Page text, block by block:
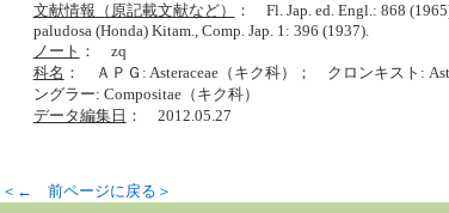
文献情報（原記載文献など）
： Fl. Jap. ed. Engl.: 868
paludosa (Honda) Kitam., Comp. Jap. 1: 396 (1937).
ノート ： zq
科名 ： ＡＰＧ: Asteraceae（キク科）； クロンキスト:
ングラー: Compositae（キク科）
データ編集日 ： 2012.05.27
＜← 前ページに戻る＞